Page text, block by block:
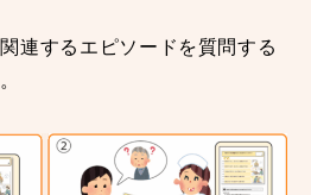
連するエピソードを質問する